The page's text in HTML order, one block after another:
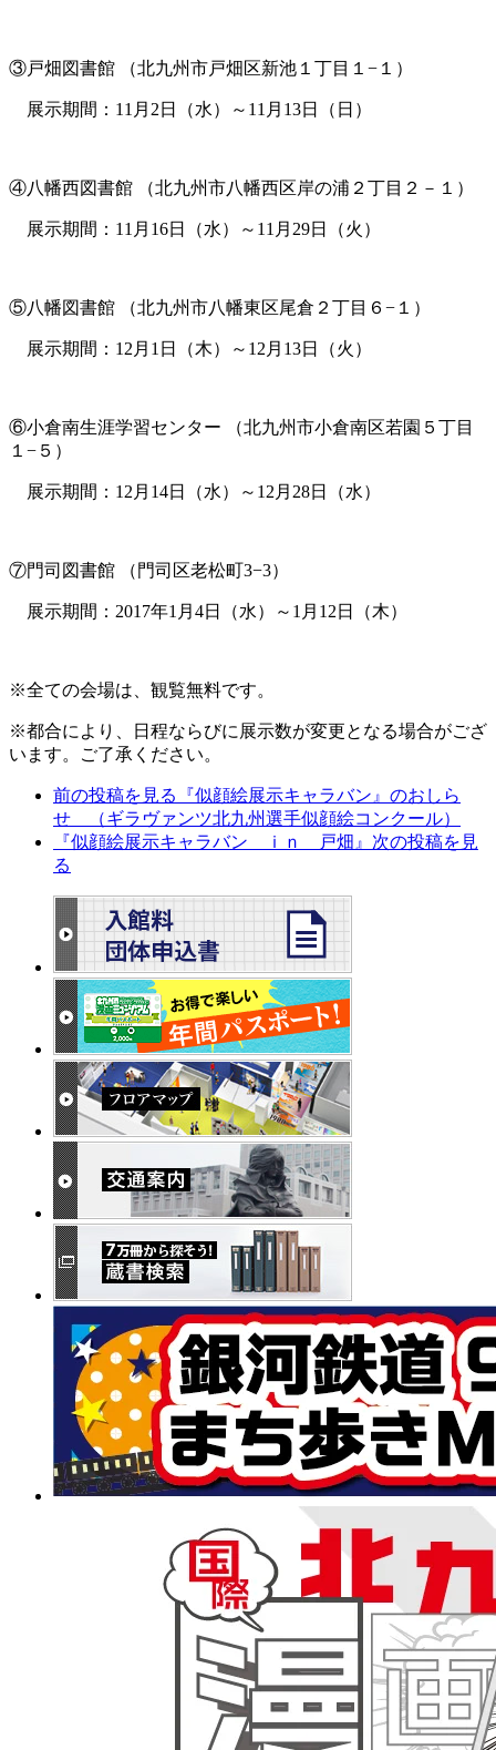
③戸畑図書館 （北九州市戸畑区新池１丁目１−１）
展示期間：11月2日（水）～11月13日（日）
④八幡西図書館 （北九州市八幡西区岸の浦２丁目２－１）
展示期間：11月16日（水）～11月29日（火）
⑤八幡図書館 （北九州市八幡東区尾倉２丁目６−１）
展示期間：12月1日（木）～12月13日（火）
⑥小倉南生涯学習センター （北九州市小倉南区若園５丁目
１−５）
展示期間：12月14日（水）～12月28日（水）
⑦門司図書館 （門司区老松町3−3）
展示期間：2017年1月4日（水）～1月12日（木）
※全ての会場は、観覧無料です。
※都合により、日程ならびに展示数が変更となる場合がござ
います。ご了承ください。
前の投稿を見る
『似顔絵展示キャラバン』のおしら
せ （ギラヴァンツ北九州選手似顔絵コンクール）
『似顔絵展示キャラバン ｉｎ 戸畑』 次の投稿を見
る